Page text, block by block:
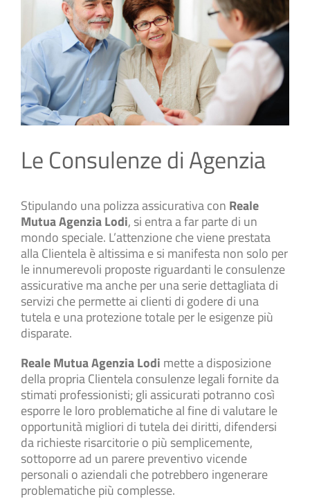
Le Consulenze di Agenzia
Stipulando una polizza assicurativa con Reale
Mutua Agenzia Lodi, si entra a far parte di un
mondo speciale. L’attenzione che viene prestata
alla Clientela è altissima e si manifesta non solo per
le innumerevoli proposte riguardanti le consulenze
assicurative ma anche per una serie dettagliata di
servizi che permette ai clienti di godere di una
tutela e una protezione totale per le esigenze più
disparate.
Reale Mutua Agenzia Lodi mette a disposizione
della propria Clientela consulenze legali fornite da
stimati professionisti; gli assicurati potranno così
esporre le loro problematiche al fine di valutare le
opportunità migliori di tutela dei diritti, difendersi
da richieste risarcitorie o più semplicemente,
sottoporre ad un parere preventivo vicende
personali o aziendali che potrebbero ingenerare
problematiche più complesse.